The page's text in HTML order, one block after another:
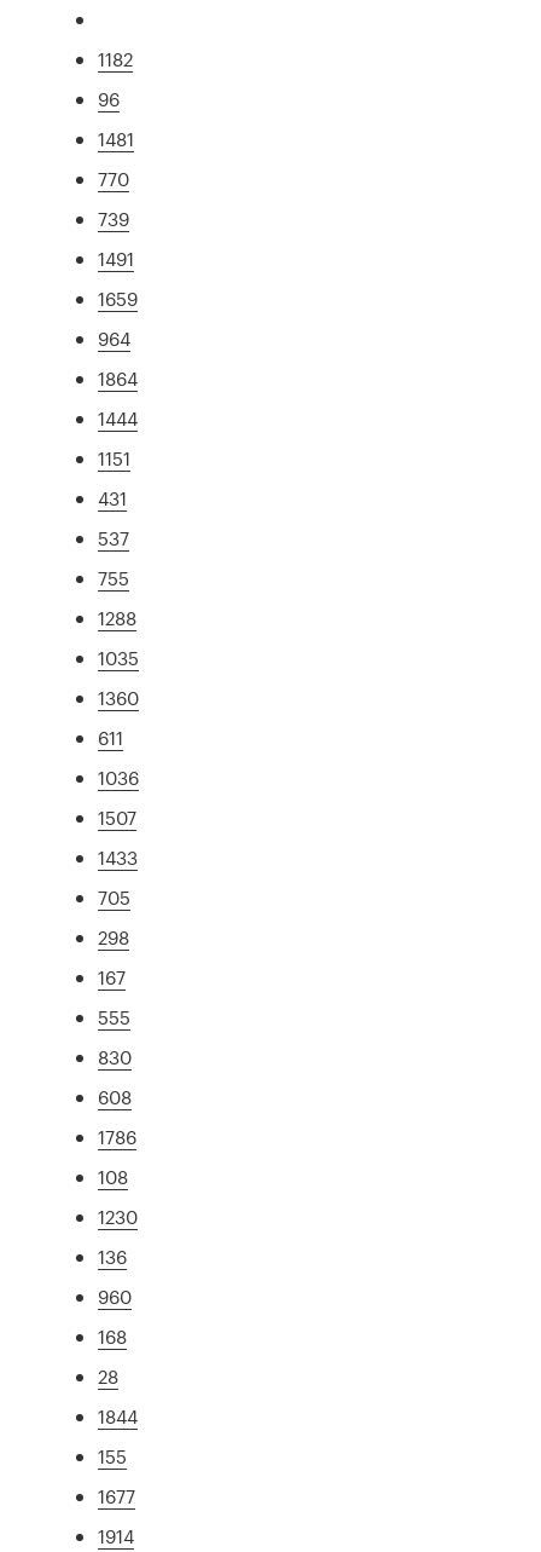
1182
96
1481
770
739
1491
1659
964
1864
1444
1151
431
537
755
1288
1035
1360
611
1036
1507
1433
705
298
167
555
830
608
1786
108
1230
136
960
168
28
1844
155
1677
1914